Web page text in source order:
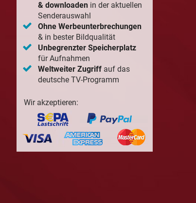
& downloadenin der aktuellen
Senderauswahl
Ohne Werbeunterbrechungen
& in bester Bildqualität
Unbegrenzter Speicherplatz
für Aufnahmen
Weltweiter Zugriffauf das
deutsche TV-Programm
Wir akzeptieren: